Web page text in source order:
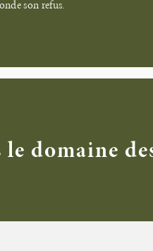
son refus.
domaine